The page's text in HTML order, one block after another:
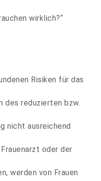
wirklich?“
Risiken für das
des reduzierten bzw.
nicht ausreichend
oder der
werden von Frauen